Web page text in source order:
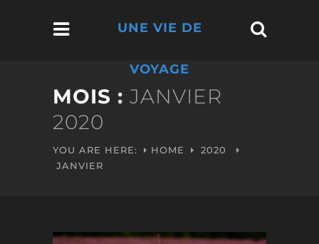
UNE VIE DE
VOYAGE
MOIS : JANVIER
2020
YOU ARE HERE: HOME
2020
JANVIER